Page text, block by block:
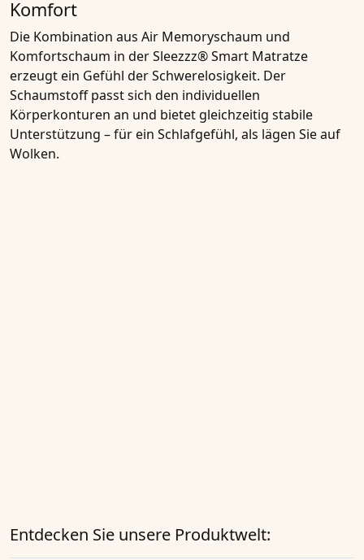
Komfort
Die Kombination aus Air Memoryschaum und
Komfortschaum in der Sleezzz® Smart Matratze
erzeugt ein Gefühl der Schwerelosigkeit. Der
Schaumstoff passt sich den individuellen
Körperkonturen an und bietet gleichzeitig stabile
Unterstützung – für ein Schlafgefühl, als lägen Sie auf
Wolken.
Entdecken Sie unsere Produktwelt: